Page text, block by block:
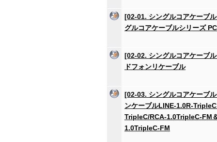
[02-01. シングルコアケーブ
グルコアケーブルシリーズ
[02-02. シングルコアケーブ
ドフォンリケーブル
[02-03. シングルコアケーブ
ンケーブルLINE-1.0R-
TripleC/RCA-1.0TripleC-FM
1.0TripleC-FM